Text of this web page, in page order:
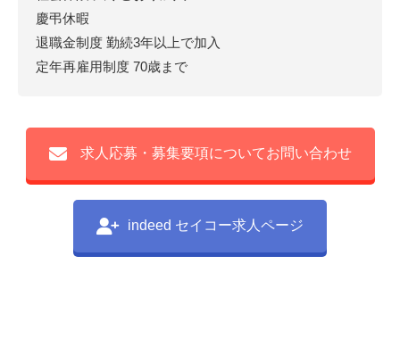
慶弔休暇
退職金制度 勤続3年以上で加入
定年再雇用制度 70歳まで
求人応募・募集要項についてお問い合わせ
indeed セイコー求人ページ